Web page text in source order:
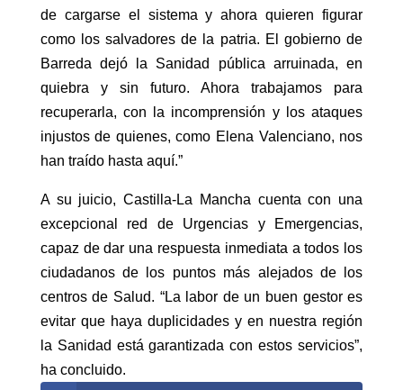
de cargarse el sistema y ahora quieren figurar
como los salvadores de la patria. El gobierno de
Barreda dejó la Sanidad pública arruinada, en
quiebra y sin futuro. Ahora trabajamos para
recuperarla, con la incomprensión y los ataques
injustos de quienes, como Elena Valenciano, nos
han traído hasta aquí.”
A su juicio, Castilla-La Mancha cuenta con una
excepcional red de Urgencias y Emergencias,
capaz de dar una respuesta inmediata a todos los
ciudadanos de los puntos más alejados de los
centros de Salud. “La labor de un buen gestor es
evitar que haya duplicidades y en nuestra región
la Sanidad está garantizada con estos servicios”,
ha concluido.